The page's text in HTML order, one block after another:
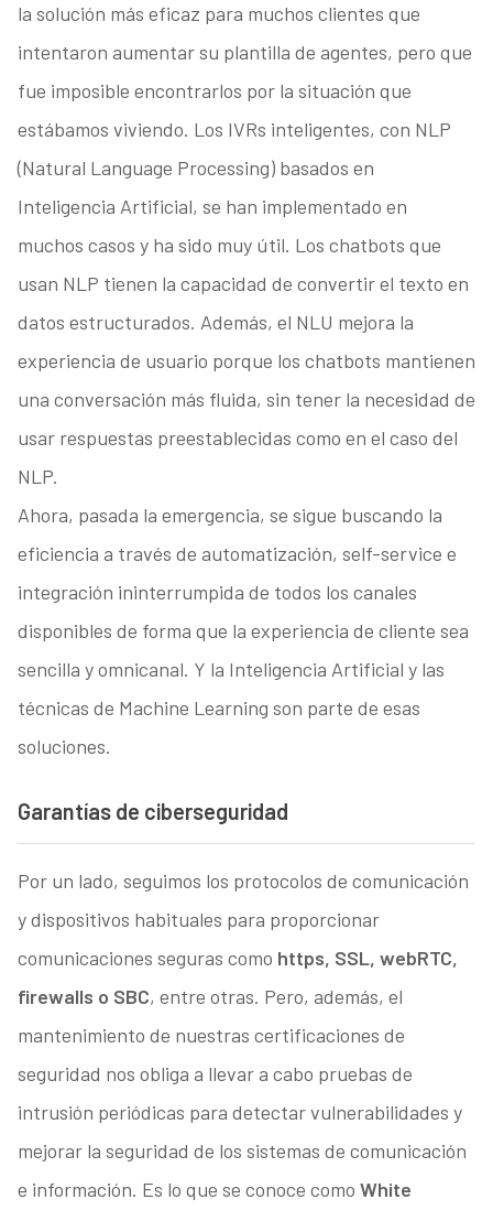
la solución más eficaz para muchos clientes que
intentaron aumentar su plantilla de agentes, pero que
fue imposible encontrarlos por la situación que
estábamos viviendo. Los IVRs inteligentes, con NLP
(Natural Language Processing) basados en
Inteligencia Artificial, se han implementado en
muchos casos y ha sido muy útil. Los chatbots que
usan NLP tienen la capacidad de convertir el texto en
datos estructurados. Además, el NLU mejora la
experiencia de usuario porque los chatbots mantienen
una conversación más fluida, sin tener la necesidad de
usar respuestas preestablecidas como en el caso del
NLP.
Ahora, pasada la emergencia, se sigue buscando la
eficiencia a través de automatización, self-service e
integración ininterrumpida de todos los canales
disponibles de forma que la experiencia de cliente sea
sencilla y omnicanal. Y la Inteligencia Artificial y las
técnicas de Machine Learning son parte de esas
soluciones.
Garantías de ciberseguridad
Por un lado, seguimos los protocolos de comunicación
y dispositivos habituales para proporcionar
comunicaciones seguras como https, SSL, webRTC,
firewalls o SBC, entre otras. Pero, además, el
mantenimiento de nuestras certificaciones de
seguridad nos obliga a llevar a cabo pruebas de
intrusión periódicas para detectar vulnerabilidades y
mejorar la seguridad de los sistemas de comunicación
e información. Es lo que se conoce como White